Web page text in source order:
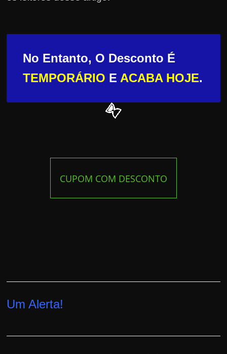
No Entanto, O Desconto É
TEMPORÁRIO E ACABA HOJE.
CUPOM COM DESCONTO
Um Alerta!